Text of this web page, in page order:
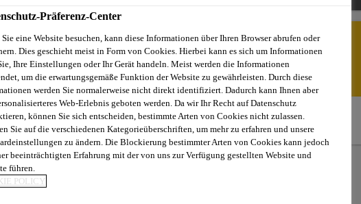
Anwendungsbereiche
Service Industrie News Download Center Über uns
Präferenz-Center
Sie eine Website besuchen, kann diese Informationen über Ihren Browser abrufen oder
Dies geschieht meist in Form von Cookies. Hierbei kann es sich um Informationen
Ihre Einstellungen oder Ihr Gerät handeln. Meist werden die Informationen
um die erwartungsgemäße Funktion der Website zu gewährleisten. Durch diese
werden Sie normalerweise nicht direkt identifiziert. Dadurch kann Ihnen aber
Web-Erlebnis geboten werden. Da wir Ihr Recht auf Datenschutz
können Sie sich entscheiden, bestimmte Arten von Cookies nicht zulassen.
Sie auf die verschiedenen Kategorieüberschriften, um mehr zu erfahren und unsere
zu ändern. Die Blockierung bestimmter Arten von Cookies kann jedoch
beeinträchtigten Erfahrung mit der von uns zur Verfügung gestellten Website und
führen.
POLICY